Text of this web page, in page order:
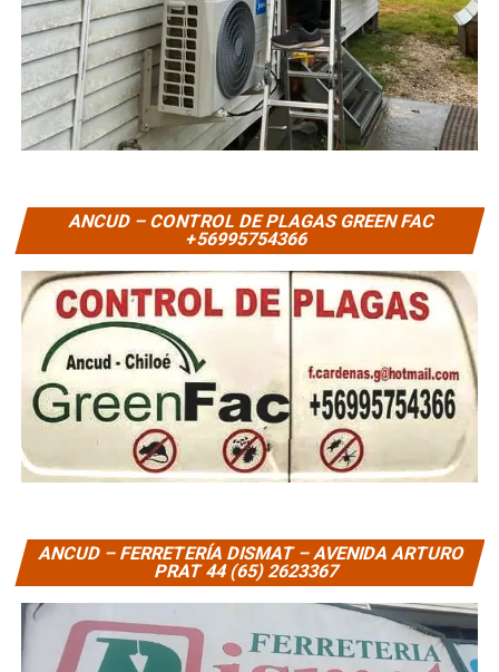
ANCUD – CONTROL DE PLAGAS GREEN FAC
+56995754366
ANCUD – FERRETERÍA DISMAT – AVENIDA ARTURO
PRAT 44 (65) 2623367